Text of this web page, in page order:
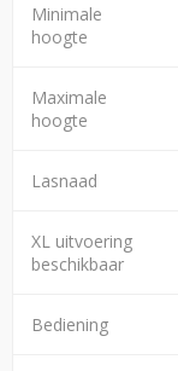
Minimale
hoogte
Maximale
hoogte
Lasnaad
XL uitvoering
beschikbaar
Bediening